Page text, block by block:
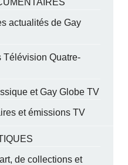
actualités de Gay
Télévision Quatre-
et Gay Globe TV
et émissions TV
de collections et